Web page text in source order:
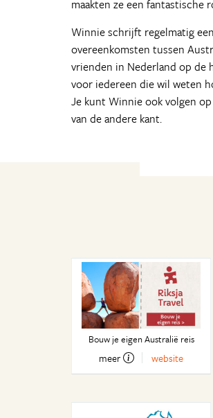
maakten ze een fantastische
Winnie schrijft regelmatig
overeenkomsten tussen
vrienden in Nederland op de
voor iedereen die wil weten
Je kunt Winnie ook volgen
van de andere kant.
Bouw je eigen Australië reis
meer website